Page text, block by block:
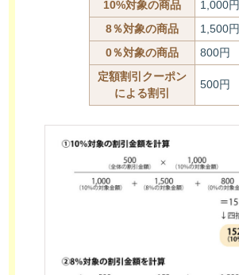
10%対象の商品
1,000円
8％対象の商品
1,500円
0％対象の商品
800円
定額割引クーポン
による割引
500円